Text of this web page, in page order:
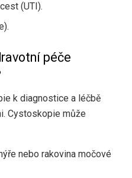
(UTI).
péče
k diagnostice a léčbě
Cystoskopie může
nebo rakovina močové